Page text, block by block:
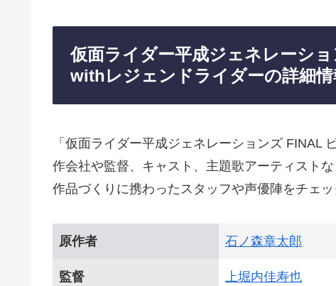
仮面ライダー平成ジェネレーシ
withレジェンドライダーの詳細情
「仮面ライダー平成ジェネレーションズ FINAL
作会社や監督、キャスト、主題歌アーティスト
作品づくりに携わったスタッフや声優陣をチェ
原作者 石ノ森章太郎
監督 上堀内佳寿也